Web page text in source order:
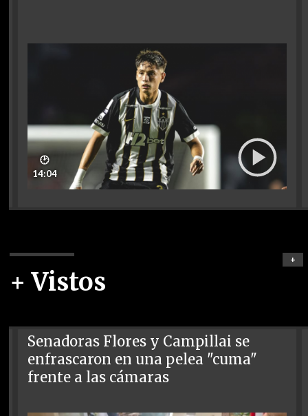
🕑
14:04
+ Vistos
+
Senadoras Flores y Campillai se
enfrascaron en una pelea "cuma"
frente a las cámaras